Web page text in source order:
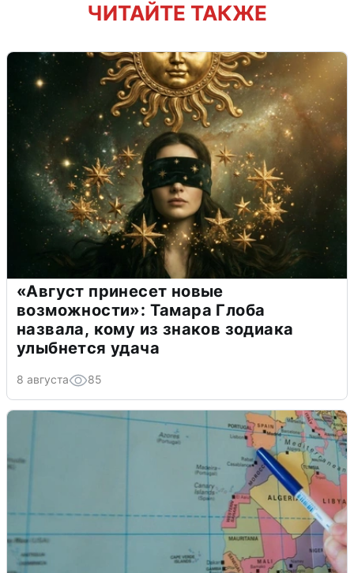
ЧИТАЙТЕ ТАКЖЕ
«Август принесет новые
возможности»: Тамара Глоба
назвала, кому из знаков зодиака
улыбнется удача
8 августа 85